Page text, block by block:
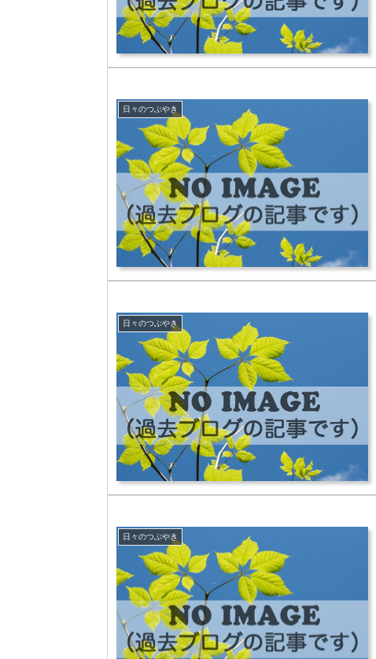
日々のつぶやき
日々のつぶやき
日々のつぶやき